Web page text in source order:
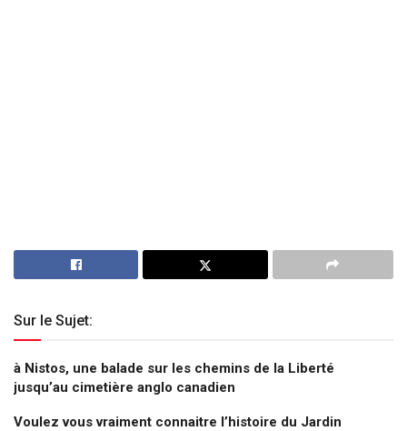
Sur le Sujet:
à Nistos, une balade sur les chemins de la Liberté
jusqu’au cimetière anglo canadien
Voulez vous vraiment connaitre l’histoire du Jardin